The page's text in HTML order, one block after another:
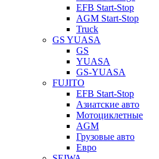
EFB Start-Stop
AGM Start-Stop
Truck
GS YUASA
GS
YUASA
GS-YUASA
FUJITO
EFB Start-Stop
Азиатские авто
Мотоциклетные
AGM
Грузовые авто
Евро